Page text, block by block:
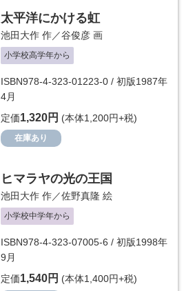
太平洋にかける虹
池田大作 作／谷俊彦 画
小学校高学年から
ISBN978-4-323-01223-0 / 初版1987年
4月
定価1,320円 (本体1,200円+税)
在庫あり
ヒマラヤの光の王国
池田大作 作／佐野真隆 絵
小学校中学年から
ISBN978-4-323-07005-6 / 初版1998年
9月
定価1,540円 (本体1,400円+税)